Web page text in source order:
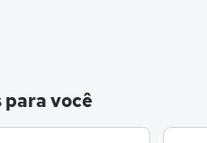
você